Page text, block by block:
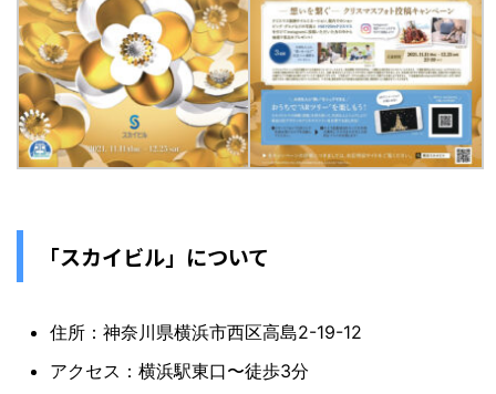
「スカイビル」について
住所：神奈川県横浜市西区高島2-19-12
アクセス：横浜駅東口〜徒歩3分